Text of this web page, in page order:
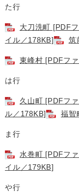
た行
大刀洗町 [PDF
イル／178KB]
筑
東峰村 [PDFフ
は行
久山町 [PDFフ
ル／178KB]
福智
ま行
水巻町 [PDFフ
イル／179KB]
や行